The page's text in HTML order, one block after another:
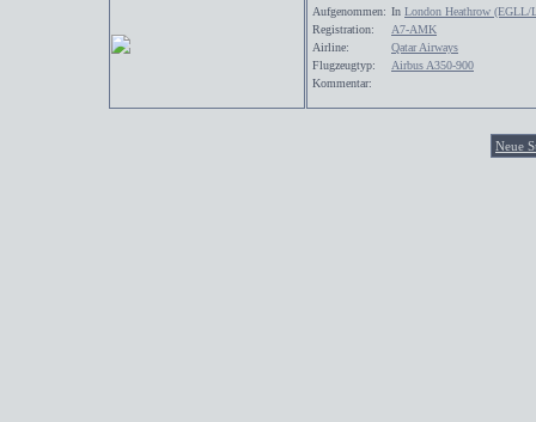
Aufgenommen: In London Heathrow (EGLL/
Registration:
A7-AMK
Airline:
Qatar Airways
Flugzeugtyp:
Airbus A350-900
Kommentar:
Neue